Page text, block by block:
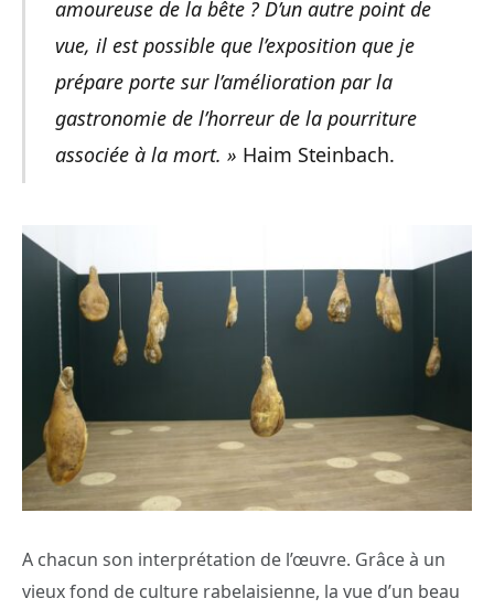
amoureuse de la bête ? D’un autre point de
vue, il est possible que l’exposition que je
prépare porte sur l’amélioration par la
gastronomie de l’horreur de la pourriture
associée à la mort. » Haim Steinbach.
A chacun son interprétation de l’œuvre. Grâce à un
vieux fond de culture rabelaisienne, la vue d’un beau